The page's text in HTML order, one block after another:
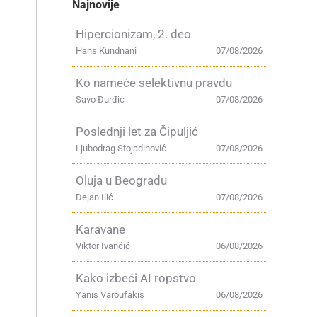
Najnovije
Hipercionizam, 2. deo
07/08/2026
Hans Kundnani
Ko nameće selektivnu pravdu
07/08/2026
Savo Đurđić
Poslednji let za Čipuljić
07/08/2026
Ljubodrag Stojadinović
Oluja u Beogradu
07/08/2026
Dejan Ilić
Karavane
06/08/2026
Viktor Ivančić
Kako izbeći AI ropstvo
06/08/2026
Yanis Varoufakis